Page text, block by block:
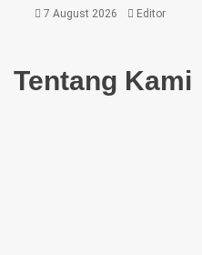
7 August 2026 Editor
Tentang Kami